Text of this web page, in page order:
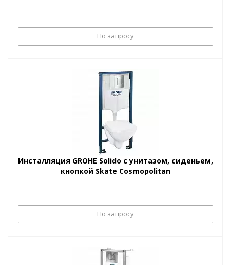
По запросу
Инсталляция GROHE Solido с унитазом, сиденьем,
кнопкой Skate Cosmopolitan
По запросу